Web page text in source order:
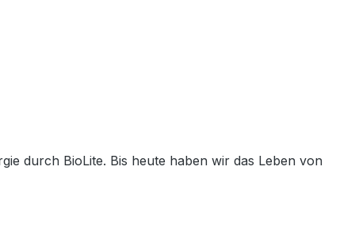
durch BioLite. Bis heute haben wir das Leben von